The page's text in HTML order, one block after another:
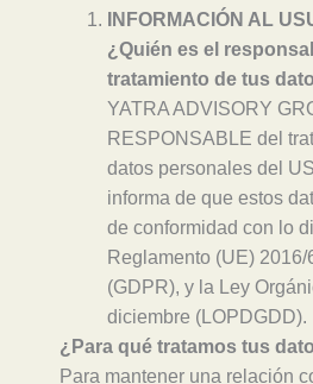
INFORMACIÓN AL
¿Quién es el
tratamiento de tus
YATRA ADVISORY
RESPONSABLE del
datos personales del
informa de que estos
de conformidad con lo
Reglamento (UE) 2016/
(GDPR), y la Ley
diciembre (LOPDGDD).
¿Para qué tratamos tus
Para mantener una relación